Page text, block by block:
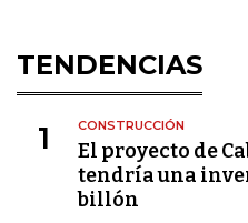
TENDENCIAS
1 CONSTRUCCIÓN
El proyecto de
tendría una
billón